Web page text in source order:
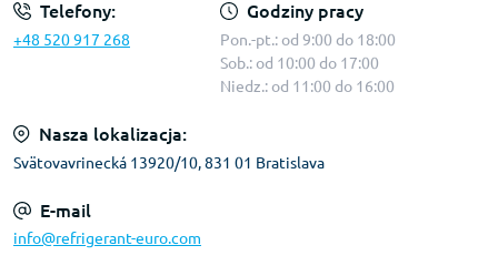
Telefony:
+48 520 917 268
Godziny pracy
Pon.-pt.: od 9:00 do 18:00
Sob.: od 10:00 do 17:00
Niedz.: od 11:00 do 16:00
Nasza lokalizacja:
Svätovavrinecká 13920/10, 831 01 Bratislava
E-mail
info@refrigerant-euro.com